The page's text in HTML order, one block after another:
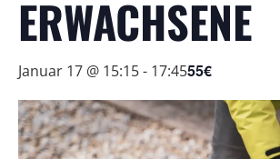
ERWACHSENE
Januar 17 @ 15:15- 17:4555€